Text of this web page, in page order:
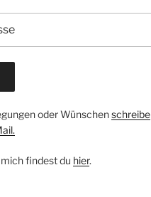
oder Wünschenschreibe
findest du hier.